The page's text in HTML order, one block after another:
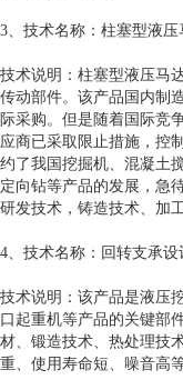
3、技术名称：柱塞型液
技术说明：柱塞型液压马
传动部件。该产品国内制
际采购。但是随着国际竞
应商已采取限止措施，控
约了我国挖掘机、混凝土
定向钻等产品的发展，急
研发技术，铸造技术、加
4、技术名称：回转支承设
技术说明：该产品是液压
口起重机等产品的关键部
材、锻造技术、热处理技
重、使用寿命短、噪音高